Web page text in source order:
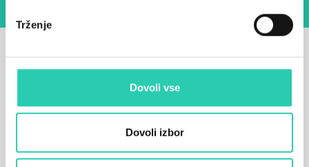
Trženje
Dovoli vse
Dovoli izbor